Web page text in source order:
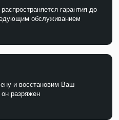
гарантия до
обслуживанием
и восстановим Ваш
разряжен